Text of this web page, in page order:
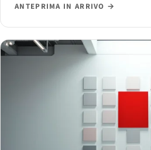
ANTEPRIMA IN ARRIVO →